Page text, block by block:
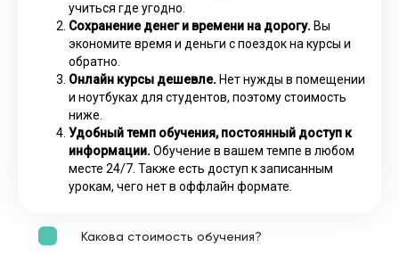
учиться где угодно.
Сохранение денег и времени на дорогу. Вы
экономите время и деньги с поездок на курсы и
обратно.
Онлайн курсы дешевле. Нет нужды в помещении
и ноутбуках для студентов, поэтому стоимость
ниже.
Удобный темп обучения, постоянный доступ к
информации. Обучение в вашем темпе в любом
месте 24/7. Также есть доступ к записанным
урокам, чего нет в оффлайн формате.
Какова стоимость обучения?